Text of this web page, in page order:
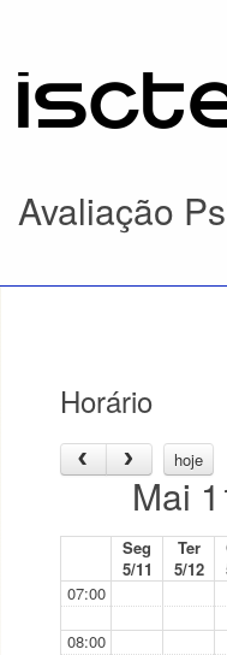
Avaliação
Horário
hoje
Mai
Seg
5/11
Ter
5/12
07:00
08:00